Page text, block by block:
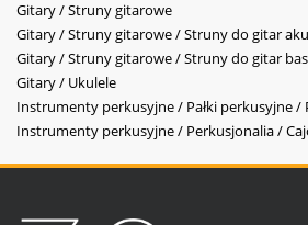
Gitary / Struny gitarowe
Gitary / Struny gitarowe / Struny do gitar
Gitary / Struny gitarowe / Struny do gitar
Gitary / Ukulele
Instrumenty perkusyjne / Pałki perkusyjne /
Instrumenty perkusyjne / Perkusjonalia /